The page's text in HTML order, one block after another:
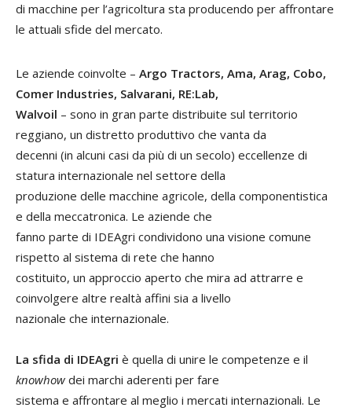
di macchine per l’agricoltura sta producendo per affrontare
le attuali sfide del mercato.
Le aziende coinvolte – Argo Tractors, Ama, Arag, Cobo,
Comer Industries, Salvarani, RE:Lab,
Walvoil – sono in gran parte distribuite sul territorio
reggiano, un distretto produttivo che vanta da
decenni (in alcuni casi da più di un secolo) eccellenze di
statura internazionale nel settore della
produzione delle macchine agricole, della componentistica
e della meccatronica. Le aziende che
fanno parte di IDEAgri condividono una visione comune
rispetto al sistema di rete che hanno
costituito, un approccio aperto che mira ad attrarre e
coinvolgere altre realtà affini sia a livello
nazionale che internazionale.
La sfida di IDEAgri è quella di unire le competenze e il
knowhow dei marchi aderenti per fare
sistema e affrontare al meglio i mercati internazionali. Le